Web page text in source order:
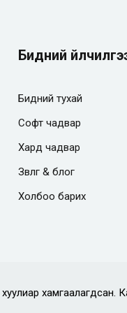
Бидний
Бидний тухай
Софт чадвар
Хард чадвар
Зөвлөгөө & блог
Холбоо барих
хуулиар хамгаалагдсан.